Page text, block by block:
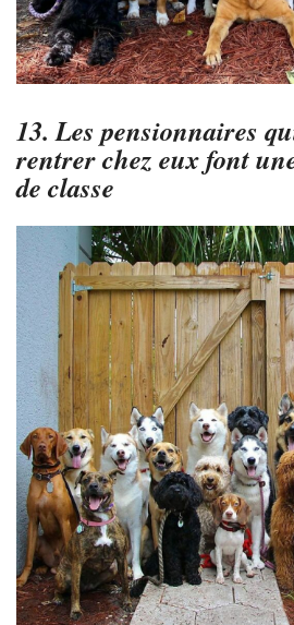
13. Les pensionnaires
rentrer chez eux font
de classe